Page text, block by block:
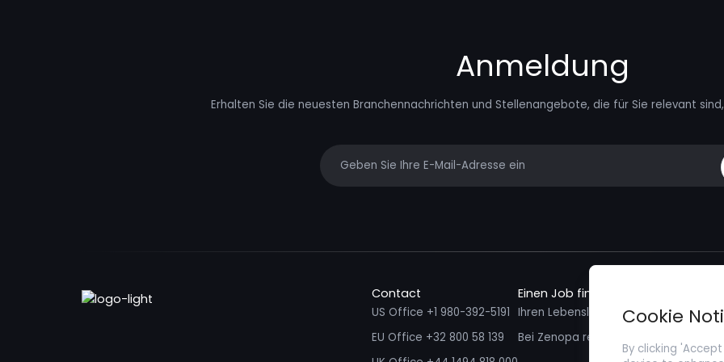
Anmeldung
Erhalten Sie die neuesten Branchennachrichten und Stellenangebote, die für Sie relevant
Contact
US Office +1 980-392-5191
EU Office +32 800 58 139
Einen Job finden
Ihren Lebenslauf einreichen
Bei Zenopa registrieren
Ich
Cookie
By clicking